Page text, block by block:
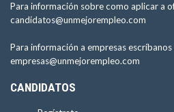
Para información sobre como aplicar a
candidatos@unmejorempleo.com
Para información a empresas escríbanos
empresas@unmejorempleo.com
CANDIDATOS